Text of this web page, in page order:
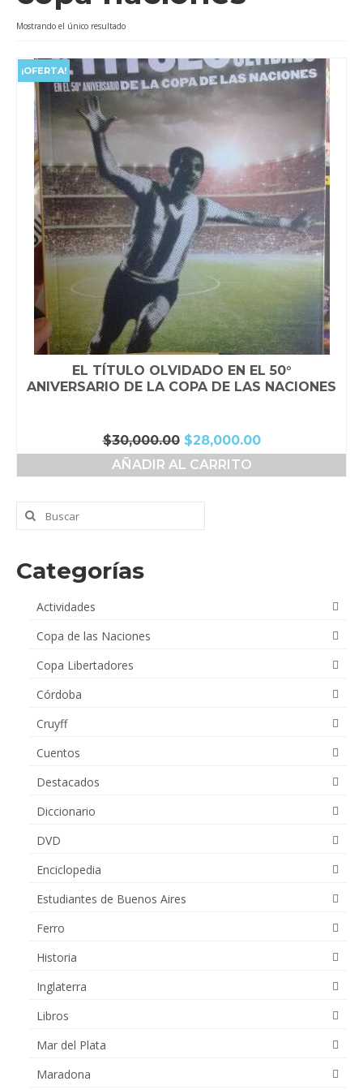
Videos
Tienda
Mostrando el único resultado
¡OFERTA!
EL TÍTULO OLVIDADO EN EL 50°
ANIVERSARIO DE LA COPA DE LAS NACIONES
$30,000.00 El
precio
original
$30,000.00.
$28,000.00El
precio
AÑADIR AL CARRITO
Buscar
por:
Categorías
Actividades
Copa de las Naciones
Copa Libertadores
Córdoba
Cruyff
Cuentos
Destacados
Diccionario
DVD
Enciclopedia
Estudiantes de Buenos Aires
Ferro
Historia
Inglaterra
Libros
Mar del Plata
Maradona